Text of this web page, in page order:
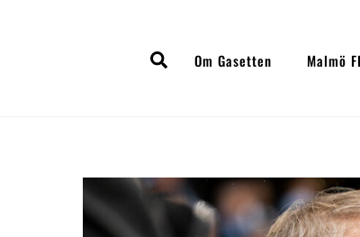
SearchOm Gasetten Malmö